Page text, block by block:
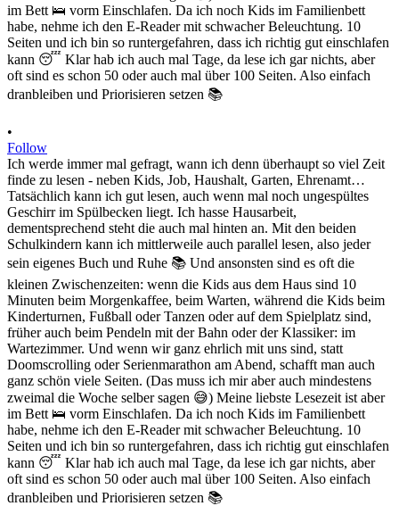
•
Follow
Ich werde immer mal gefragt, wann ich denn überhaupt so viel Zeit
finde zu lesen - neben Kids, Job, Haushalt, Garten, Ehrenamt…
Tatsächlich kann ich gut lesen, auch wenn mal noch ungespültes
Geschirr im Spülbecken liegt. Ich hasse Hausarbeit,
dementsprechend steht die auch mal hinten an. Mit den beiden
Schulkindern kann ich mittlerweile auch parallel lesen, also jeder
sein eigenes Buch und Ruhe 📚 Und ansonsten sind es oft die
kleinen Zwischenzeiten: wenn die Kids aus dem Haus sind 10
Minuten beim Morgenkaffee, beim Warten, während die Kids beim
Kinderturnen, Fußball oder Tanzen oder auf dem Spielplatz sind,
früher auch beim Pendeln mit der Bahn oder der Klassiker: im
Wartezimmer. Und wenn wir ganz ehrlich mit uns sind, statt
Doomscrolling oder Serienmarathon am Abend, schafft man auch
ganz schön viele Seiten. (Das muss ich mir aber auch mindestens
zweimal die Woche selber sagen 😅) Meine liebste Lesezeit ist aber
im Bett 🛌 vorm Einschlafen. Da ich noch Kids im Familienbett
habe, nehme ich den E-Reader mit schwacher Beleuchtung. 10
Seiten und ich bin so runtergefahren, dass ich richtig gut einschlafen
kann 😴 Klar hab ich auch mal Tage, da lese ich gar nichts, aber
oft sind es schon 50 oder auch mal über 100 Seiten. Also einfach
dranbleiben und Priorisieren setzen 📚